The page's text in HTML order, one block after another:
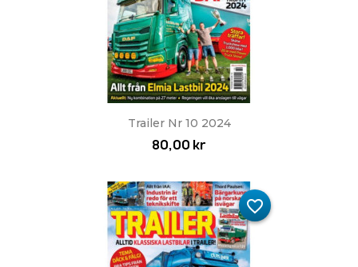
Trailer Nr 10 2024
80,00 kr
favorite_border